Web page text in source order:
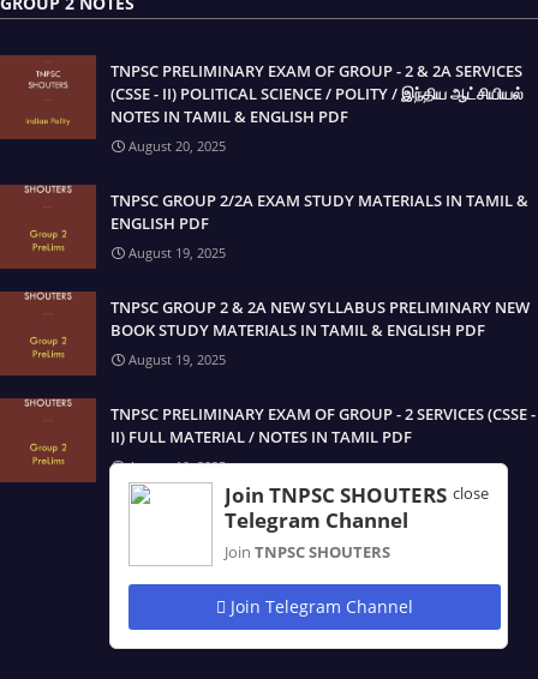
TNPSC PRELIMINARY EXAM OF GROUP - 2 & 2A SERVICES
(CSSE - II) POLITICAL SCIENCE / POLITY / இந்திய ஆட்சியியல்
NOTES IN TAMIL & ENGLISH PDF
August 20, 2025
TNPSC GROUP 2/2A EXAM STUDY MATERIALS IN TAMIL &
ENGLISH PDF
August 19, 2025
TNPSC GROUP 2 & 2A NEW SYLLABUS PRELIMINARY NEW
BOOK STUDY MATERIALS IN TAMIL & ENGLISH PDF
August 19, 2025
TNPSC PRELIMINARY EXAM OF GROUP - 2 SERVICES (CSSE -
II) FULL MATERIAL / NOTES IN TAMIL PDF
August 19, 2025
close
Join TNPSC SHOUTERS
Telegram Channel
Join TNPSC SHOUTERS
Join Telegram Channel